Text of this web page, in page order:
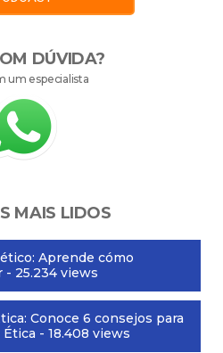
DÚVIDA?
um especialista
MAIS LIDOS
Aprende cómo
- 25.234 views
Conoce 6 consejos para
Ética - 18.408 views